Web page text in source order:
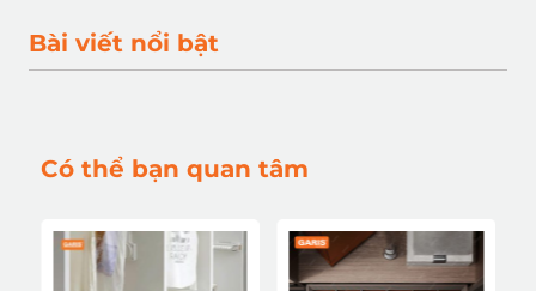
Bài viết nổi bật
Có thể bạn quan tâm